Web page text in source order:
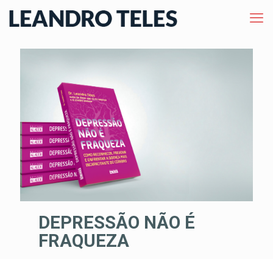
DEPRESSÃO NÃO É
FRAQUEZA